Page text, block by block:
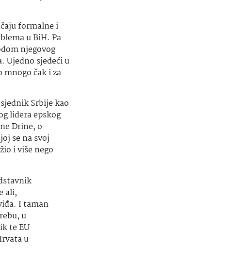
formalne i
u BiH. Pa
njegovog
Ujedno sjedeći u
čak i za
Srbije kao
lidera epskog
Drine, o
se na svoj
i više nego
ali,
I taman
u
te EU
u